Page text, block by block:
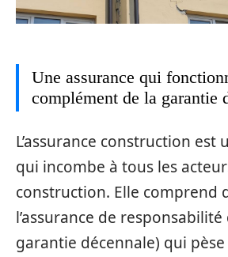
Une assurance qui
complément de la garantie
L’assurance construction est
qui incombe à tous les
construction. Elle comprend
l’assurance de
garantie décennale) qui